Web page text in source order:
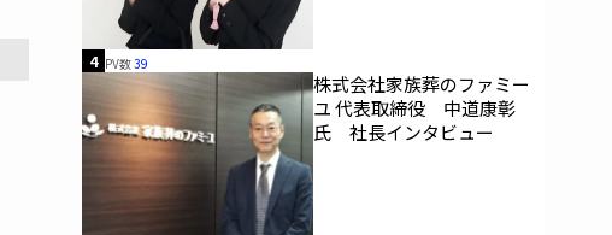
4 PV数39
株式会社家族葬のファミー
ユ 代表取締役 中道康彰
氏 社長インタビュー